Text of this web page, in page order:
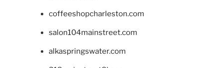
coffeeshopcharleston.com
salon104mainstreet.com
alkaspringswater.com